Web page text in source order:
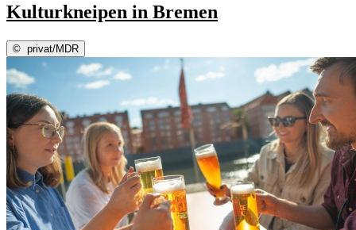
Kulturkneipen in Bremen
© privat/MDR